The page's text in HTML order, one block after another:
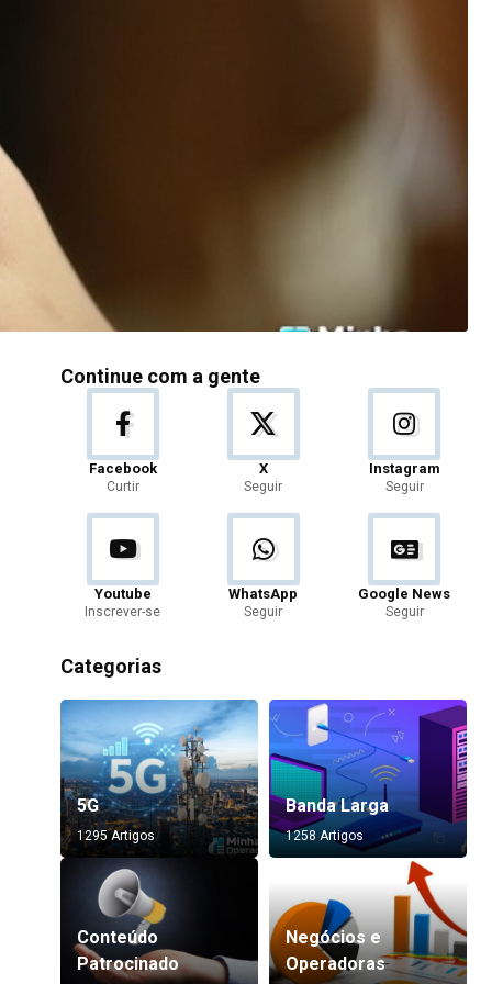
Continue com a gente
Facebook
Curtir
X
Seguir
Instagram
Seguir
Youtube
Inscrever-se
WhatsApp
Seguir
Google News
Seguir
Categorias
5G
1295 Artigos
Banda Larga
1258 Artigos
Conteúdo
Patrocinado
Negócios e
Operadoras